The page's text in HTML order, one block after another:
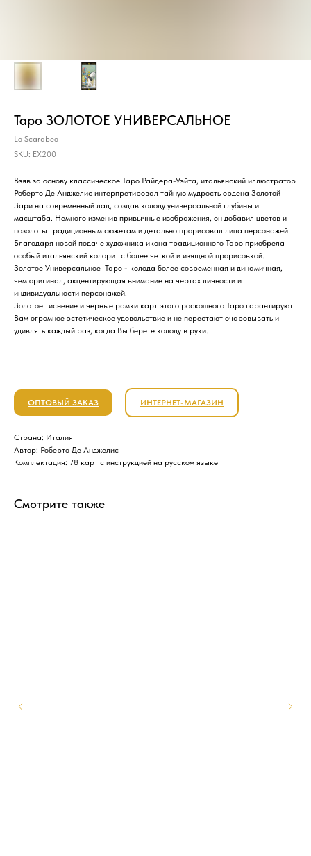
Таро ЗОЛОТОЕ УНИВЕРСАЛЬНОЕ
Lo Scarabeo
SKU: EX200
Взяв за основу классическое Таро Райдера-Уэйта, итальянский иллюстратор
Роберто Де Анджелис интерпретировал тайную мудрость ордена Золотой
Зари на современный лад, создав колоду универсальной глубины и
масштаба. Немного изменив привычные изображения, он добавил цветов и
позолоты традиционным сюжетам и детально прорисовал лица персонажей.
Благодаря новой подаче художника икона традиционного Таро приобрела
особый итальянский колорит с более четкой и изящной прорисовкой.
Золотое Универсальное Таро - колода более современная и динамичная,
чем оригинал, акцентирующая внимание на чертах личности и
индивидуальности персонажей.
Золотое тиснение и черные рамки карт этого роскошного Таро гарантируют
Вам огромное эстетическое удовольствие и не перестают очаровывать и
удивлять каждый раз, когда Вы берете колоду в руки.
ОПТОВЫЙ ЗАКАЗ ИНТЕРНЕТ-МАГАЗИН
Страна: Италия
Автор: Роберто Де Анджелис
Комплектация: 78 карт с инструкцией на русском языке
Смотрите также